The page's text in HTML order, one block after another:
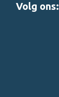
Volg ons: